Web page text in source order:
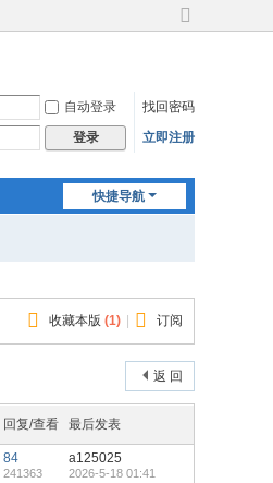
切
版
自动登录
找回密码
登录 立即注册
快捷导航
收藏本版 (1) 订阅
返 回
回复/查看 最后发表
84
241363
a125025
2026-5-18 01:41